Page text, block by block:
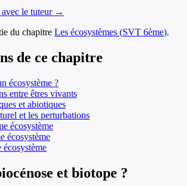
avec le tuteur →
du chapitre Les écosystèmes (SVT 6ème).
de ce chapitre
écosystème ?
entre êtres vivants
et abiotiques
et les perturbations
écosystème
écosystème
et biotope ?